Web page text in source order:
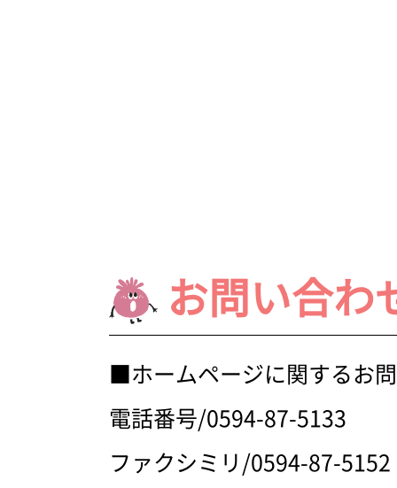
お問い合わ
■ホームページに関するお
電話番号/0594-87-5133
ファクシミリ/0594-87-5152